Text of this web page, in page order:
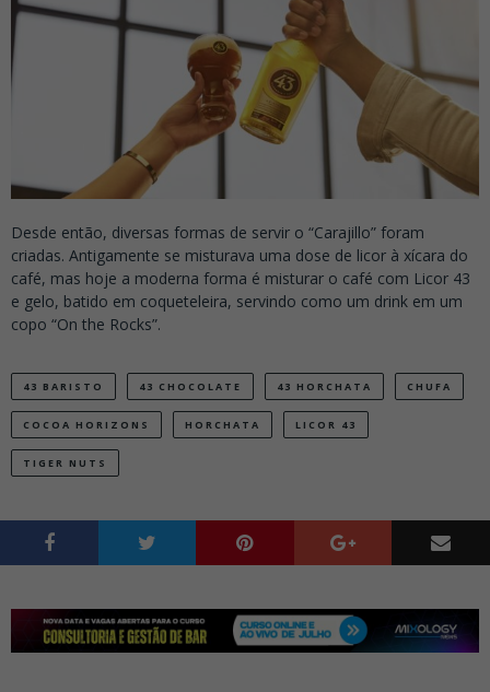
Desde então, diversas formas de servir o “Carajillo” foram
criadas. Antigamente se misturava uma dose de licor à xícara do
café, mas hoje a moderna forma é misturar o café com Licor 43
e gelo, batido em coqueteleira, servindo como um drink em um
copo “On the Rocks”.
43 BARISTO 43 CHOCOLATE 43 HORCHATA CHUFA
COCOA HORIZONS HORCHATA LICOR 43
TIGER NUTS